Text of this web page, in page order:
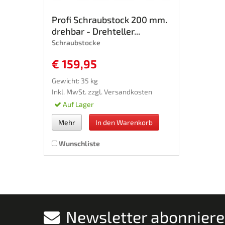
Profi Schraubstock 200 mm.
drehbar - Drehteller...
Schraubstocke
€ 159,95
Gewicht: 35 kg
Inkl. MwSt. zzgl. Versandkosten
Auf Lager
Mehr In den Warenkorb
Wunschliste
Newsletter